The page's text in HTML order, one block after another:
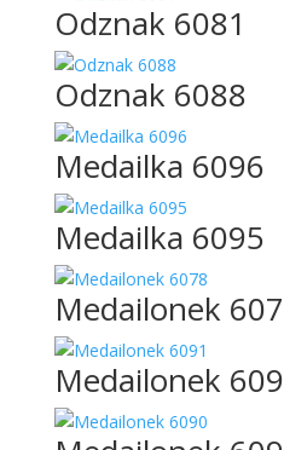
Odznak 6081
Odznak 6088
Medailka 6096
Medailka 6095
Medailonek
Medailonek